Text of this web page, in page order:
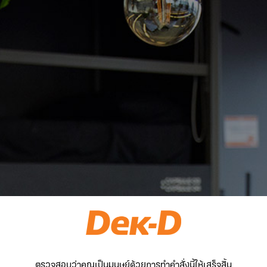
ตรวจสอบว่าคุณเป็นมนุษย์ด้วยการทำคำสั่งนี้ให้เสร็จสิ้น